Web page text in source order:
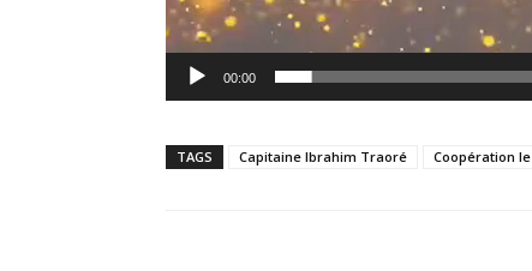
00:00
TAGS Capitaine Ibrahim Traoré Coopération le